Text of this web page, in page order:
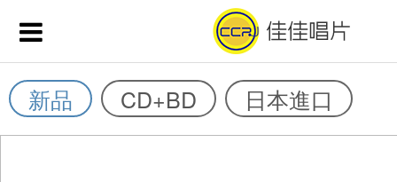
新品 CD+BD 日本進口